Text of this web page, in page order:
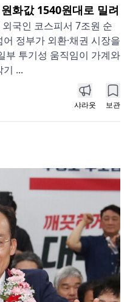
화값 1540원대로 밀려
국인 코스피서 7조원 순
정부가 외환·채권 시장을
부 투기성 움직임이 가계와
...
샤라웃 보관